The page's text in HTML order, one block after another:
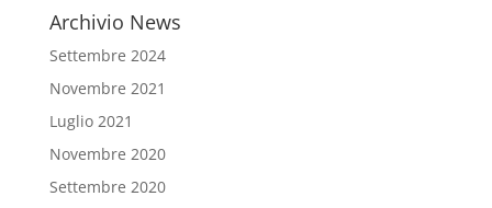
Archivio News
Settembre 2024
Novembre 2021
Luglio 2021
Novembre 2020
Settembre 2020